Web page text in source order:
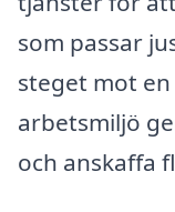
som passar
steget mot
arbetsmiljö
och anskaffa